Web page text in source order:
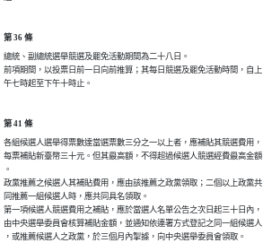
第 36 條
總統、副總統選舉競選及罷免活動期間為二十八日。
前項期間，以投票日前一日向前推算；其每日競選及罷免活動時間，自上
午七時起至下午十時止。
第 41 條
各組候選人選舉得票數達當選票數三分之一以上者，應補貼其競選費用，
每票補貼新臺幣三十元。但其最高額，不得超過候選人競選經費最高金額
。
政黨推薦之候選人其補貼費用，應由該推薦之政黨領取；二個以上政黨共
同推薦一組候選人時，應共同具名領取。
第一項候選人競選費用之補貼，應於當選人名單公告之次日起三十日內，
由中央選舉委員會核算補貼金額，並通知依連署方式登記之同一組候選人
，或推薦候選人之政黨，於三個月內掣據，向中央選舉委員會領取。